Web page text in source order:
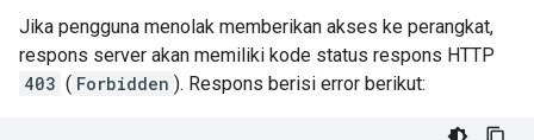
Jika pengguna menolak memberikan akses ke perangkat,
respons server akan memiliki kode status respons HTTP
403 ( Forbidden ). Respons berisi error berikut: